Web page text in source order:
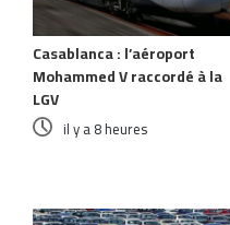
Casablanca : l’aéroport
Mohammed V raccordé à la
LGV
il y a 8 heures